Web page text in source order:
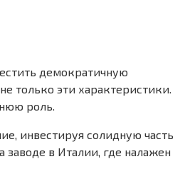
демократичную
только эти характеристики.
роль.
инвестируя солидную часть
заводе в Италии, где налажен